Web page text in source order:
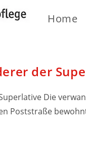
Home
der
Die
Poststraße